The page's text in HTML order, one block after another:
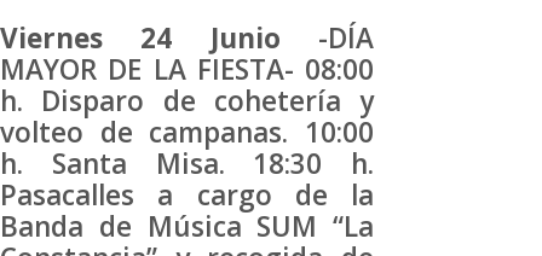
Viernes 24 Junio -DÍA
MAYOR DE LA FIESTA- 08:00
h. Disparo de cohetería y
volteo de campanas. 10:00
h. Santa Misa. 18:30 h.
Pasacalles a cargo de la
Banda de Música SUM “La